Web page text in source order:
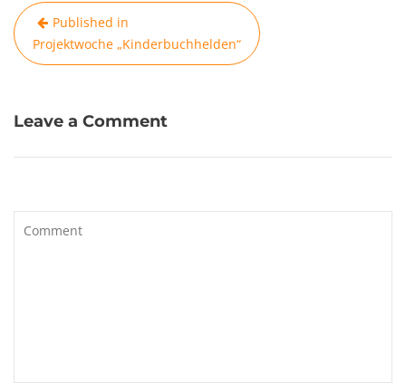
Beitragsnavigation
Published in
Projektwoche „Kinderbuchhelden“
Leave a Comment